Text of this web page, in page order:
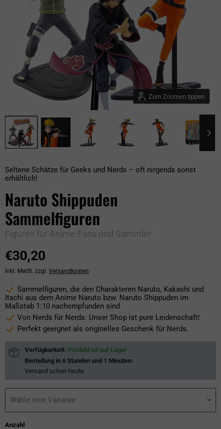
Zum Zoomen tippen
Seltene Schätze für Geeks und Nerds – oft nirgends sonst
erhältlich!
Naruto Shippuden
Sammelfiguren
Figuren für Anime-Fans und Sammler
Aktueller Preis
€30,20
inkl. MwSt. zzgl. Versandkosten
Sammelfiguren, die den Charakteren Naruto, Kakashi und
Itachi aus dem Anime Naruto bzw. Naruto Shippuden im
Maßstab 1:10 nachempfunden sind
Von Nerds für Nerds: Unser Shop ist pure Leidenschaft!
Perfekt geeignet als originelles Geschenk für Nerds.
Verfügbarkeit: Produkt ist auf Lager
Bestellung in 6 Stunden und 1 Minuten:
Versand schon heute
Wähle eine Variante
Anzahl